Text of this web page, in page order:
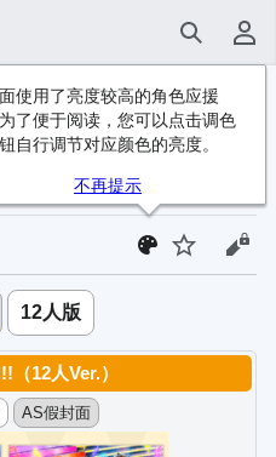
搜索 用
们！
人Ver.）
监视 查
12人版
12人Ver.）
AS假封面
使用了亮度较高的角色应援
了便于阅读，您可以点击调色
自行调节对应颜色的亮度。
不再提示